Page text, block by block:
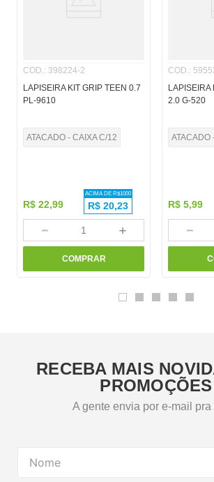
COD.: 398224-2
LAPISEIRA KIT GRIP TEEN 0.7
PL-9610
ATACADO - CAIXA C/12
R$ 22,99
ACIMA DE R$1000
R$ 20,23
＋
－
COMPRAR
COD.:
2.0 G-520
ATACADO
R$ 5,99
－
RECEBA MAIS
PROMOÇÕES
A gente envia por e-mail pra